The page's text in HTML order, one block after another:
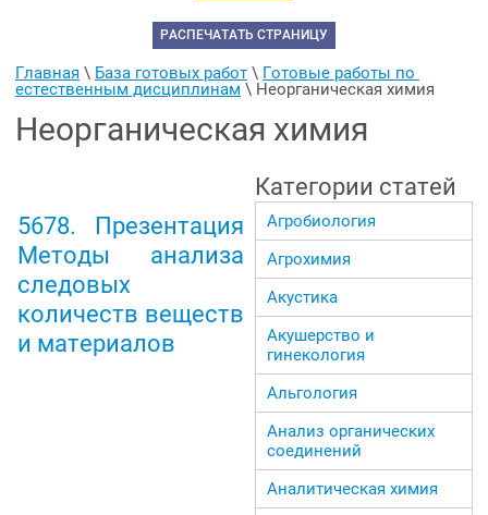
РАСПЕЧАТАТЬ СТРАНИЦУ
Главная \ База готовых работ \ Готовые работы по
естественным дисциплинам \ Неорганическая химия
Неорганическая химия
5678. Презентация
Методы анализа
следовых
количеств веществ
и материалов
Категории статей
Агробиология
Агрохимия
Акустика
Акушерство и
гинекология
Альгология
Анализ органических
соединений
Аналитическая химия